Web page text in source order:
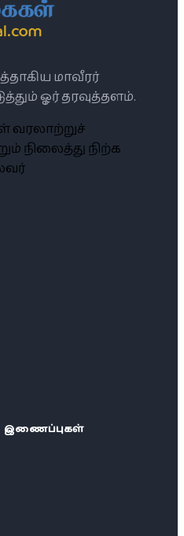
மாவீரர்
ஓர் தரவுத்தளம்.
வரலாற்றுச்
நிலைத்து நிற்க
இணைப்புகள்